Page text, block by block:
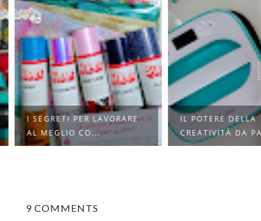
I SEGRETI PER LAVORARE
AL MEGLIO CO...
IL POTERE DELLA
CREATIVITÀ DA PASSI...
9 COMMENTS